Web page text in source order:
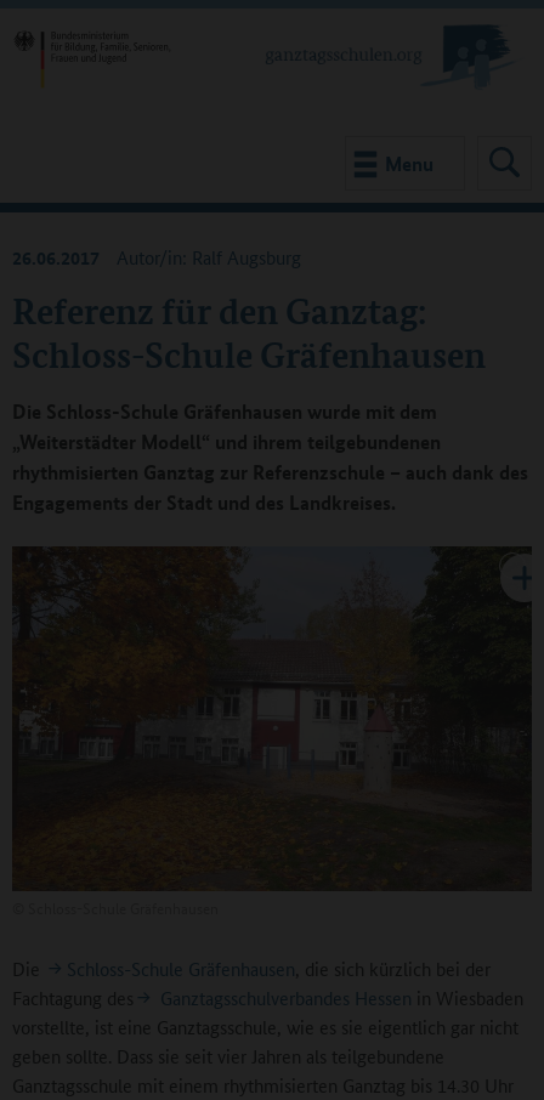
Menu
Referenz für den Ganztag:
Schloss-Schule Gräfenhausen
26.06.2017 Autor/in: Ralf Augsburg
Die Schloss-Schule Gräfenhausen wurde mit dem
„Weiterstädter Modell“ und ihrem teilgebundenen
rhythmisierten Ganztag zur Referenzschule – auch dank des
Engagements der Stadt und des Landkreises.
Die Schloss-Schule Gräfenhausen , die sich kürzlich bei der
Fachtagung des
Ganztagsschulverbandes Hessen in Wiesbaden
vorstellte, ist eine Ganztagsschule, wie es sie eigentlich gar nicht
geben sollte. Dass sie seit vier Jahren als teilgebundene
Ganztagsschule mit einem rhythmisierten Ganztag bis 14.30 Uhr